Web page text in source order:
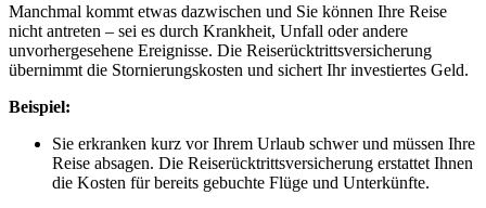
Manchmal kommt etwas dazwischen und Sie können Ihre Reise
nicht antreten – sei es durch Krankheit, Unfall oder andere
unvorhergesehene Ereignisse. Die Reiserücktrittsversicherung
übernimmt die Stornierungskosten und sichert Ihr investiertes Geld.
Beispiel:
Sie erkranken kurz vor Ihrem Urlaub schwer und müssen Ihre
Reise absagen. Die Reiserücktrittsversicherung erstattet Ihnen
die Kosten für bereits gebuchte Flüge und Unterkünfte.